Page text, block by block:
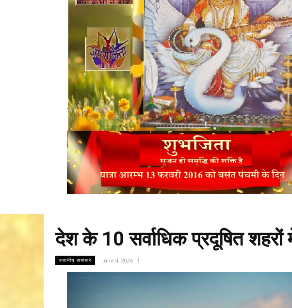
देश के 10 सर्वाधिक प्रदूषित
स्थानीय समाचार June 4, 2026